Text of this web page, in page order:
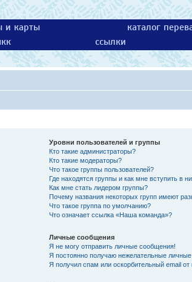
и карты каталог
ссылки
Уровни пользователей и группы
Кто такие администраторы?
Кто такие модераторы?
Что такое группы пользователей?
Где находятся группы и как мне вступить в
Как мне стать лидером группы?
Почему названия некоторых групп имеют
Что такое группа по умолчанию?
Что означает ссылка «Наша команда»?
Личные сообщения
Я не могу отправить личные сообщения!
Я постоянно получаю нежелательные
Я получил спам или оскорбительный email от